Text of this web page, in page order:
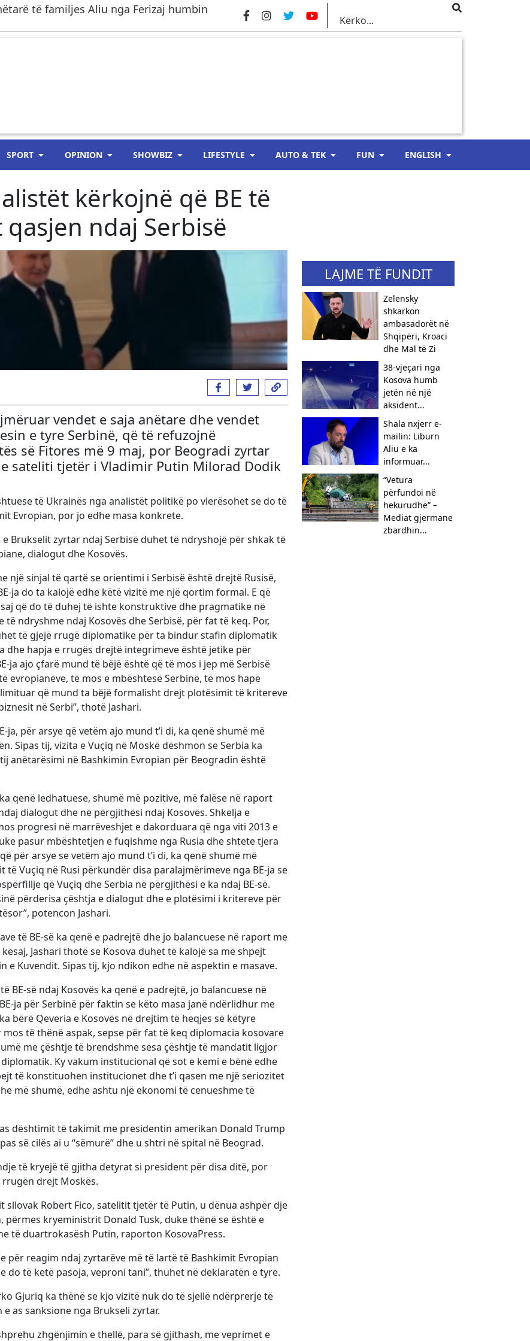
të familjes Aliu nga Ferizaj humbin
SPORT OPINION SHOWBIZ LIFESTYLE AUTO & TEK FUN ENGLISH
kërkojnë që BE të
ndaj Serbisë
vendet e saja anëtare dhe vendet
e tyre Serbinë, që të refuzojnë
së Fitores më 9 maj, por Beogradi zyrtar
sateliti tjetër i Vladimir Putin Milorad Dodik
të Ukrainës nga analistët politikë po vlerësohet se do të
Evropian, por jo edhe masa konkrete.
Brukselit zyrtar ndaj Serbisë duhet të ndryshojë për shkak të
dialogut dhe Kosovës.
një sinjal të qartë se orientimi i Serbisë është drejtë Rusisë,
ja do ta kalojë edhe këtë vizitë me një qortim formal. E që
që do të duhej të ishte konstruktive dhe pragmatike në
të ndryshme ndaj Kosovës dhe Serbisë, për fat të keq. Por,
të gjejë rrugë diplomatike për ta bindur stafin diplomatik
dhe hapja e rrugës drejtë integrimeve është jetike për
ja ajo çfarë mund të bëjë është që të mos i jep më Serbisë
evropianëve, të mos e mbështesë Serbinë, të mos hapë
që mund ta bëjë formalisht drejt plotësimit të kritereve
në Serbi”, thotë Jashari.
ja, për arsye që vetëm ajo mund t’i di, ka qenë shumë më
Sipas tij, vizita e Vuçiq në Moskë dëshmon se Serbia ka
anëtarësimi në Bashkimin Evropian për Beogradin është
qenë ledhatuese, shumë më pozitive, më falëse në raport
dialogut dhe në përgjithësi ndaj Kosovës. Shkelja e
progresi në marrëveshjet e dakorduara që nga viti 2013 e
pasur mbështetjen e fuqishme nga Rusia dhe shtete tjera
për arsye se vetëm ajo mund t’i di, ka qenë shumë më
Vuçiq në Rusi përkundër disa paralajmërimeve nga BE-ja se
që Vuçiq dhe Serbia në përgjithësi e ka ndaj BE-së.
përderisa çështja e dialogut dhe e plotësimi i kritereve për
potencon Jashari.
të BE-së ka qenë e padrejtë dhe jo balancuese në raport me
Jashari thotë se Kosova duhet të kalojë sa më shpejt
Kuvendit. Sipas tij, kjo ndikon edhe në aspektin e masave.
BE-së ndaj Kosovës ka qenë e padrejtë, jo balancuese në
ja për Serbinë për faktin se këto masa janë ndërlidhur me
bërë Qeveria e Kosovës në drejtim të heqjes së këtyre
të thënë aspak, sepse për fat të keq diplomacia kosovare
me çështje të brendshme sesa çështje të mandatit ligjor
Ky vakum institucional që sot e kemi e bënë edhe
të konstituohen institucionet dhe t’i qasen me një seriozitet
më shumë, edhe ashtu një ekonomi të cenueshme të
dështimit të takimit me presidentin amerikan Donald Trump
së cilës ai u “sëmurë” dhe u shtri në spital në Beograd.
të kryejë të gjitha detyrat si president për disa ditë, por
drejt Moskës.
Robert Fico, satelitit tjetër të Putin, u dënua ashpër dje
përmes kryeministrit Donald Tusk, duke thënë se është e
të duartrokasësh Putin, raporton KosovaPress.
për reagim ndaj zyrtarëve më të lartë të Bashkimit Evropian
do të ketë pasoja, veproni tani”, thuhet në deklaratën e tyre.
Gjuriq ka thënë se kjo vizitë nuk do të sjellë ndërprerje të
as sanksione nga Brukseli zyrtar.
zhgënjimin e thellë, para së gjithash, me veprimet e
LAJME TË FUNDIT
Zelensky
shkarkon
ambasadorët në
Shqipëri, Kroaci
dhe Mal të Zi
38-vjeçari nga
Kosova humb
jetën në një
aksident...
Shala nxjerr e-
mailin: Liburn
Aliu e ka
informuar...
“Vetura
përfundoi në
hekurudhë” –
Mediat gjermane
zbardhin...